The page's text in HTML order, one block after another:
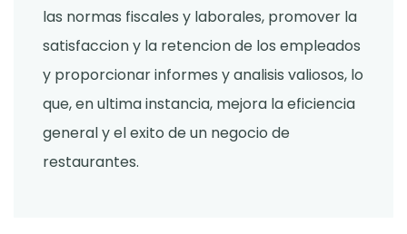
las normas fiscales y laborales, promover la
satisfaccion y la retencion de los empleados
y proporcionar informes y analisis valiosos, lo
que, en ultima instancia, mejora la eficiencia
general y el exito de un negocio de
restaurantes.